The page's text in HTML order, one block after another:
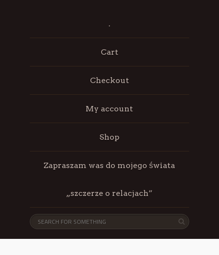
.
Cart
Checkout
My account
Shop
Zapraszam was do mojego świata
„szczerze o relacjach”